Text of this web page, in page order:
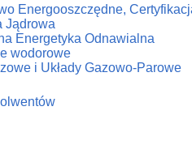
Energooszczędne,
Jądrowa
Energetyka Odnawialna
wodorowe
i Układy Gazowo-Parowe